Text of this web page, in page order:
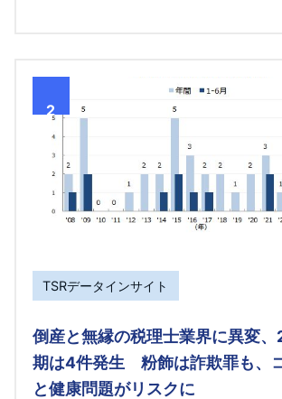
2
TSRデータインサイト
倒産と無縁の税理士業界に異変
期は4件発生 粉飾は詐欺罪も、
と健康問題がリスクに